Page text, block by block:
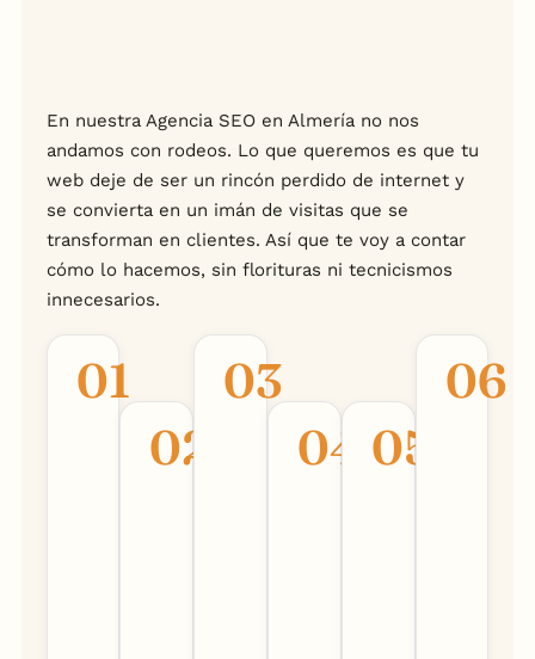
En nuestra Agencia SEO en Almería no nos
andamos con rodeos. Lo que queremos es que tu
web deje de ser un rincón perdido de internet y
se convierta en un imán de visitas que se
transforman en clientes. Así que te voy a contar
cómo lo hacemos, sin florituras ni tecnicismos
innecesarios.